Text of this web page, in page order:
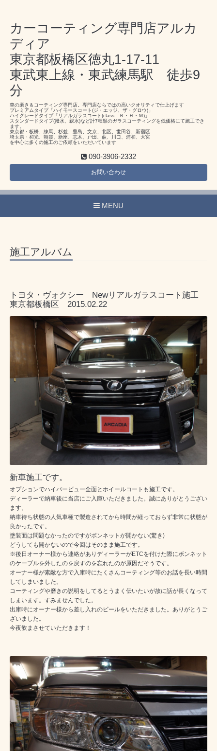
カーコーティング専門店アルカ
ディア
東京都板橋区徳丸1-17-11
東武東上線・東武練馬駅 徒歩9
分
車の磨き＆コーティング専門店。専門店ならではの高いクオリティで仕上げます
プレミアムタイプ「ハイモースコート(ジ・エッジ、ザ・グロウ)」
ハイグレードタイプ「リアルガラスコート(class Ｒ・Ｈ・Ｍ)」
スタンダードタイプ(撥水、親水)など計7種類のガラスコーティングを低価格にて施工でき
ます。
東京都・板橋、練馬、杉並、豊島、文京、北区、世田谷、新宿区
埼玉県・和光、朝霞、新座、志木、戸田、蕨、川口、浦和、大宮
を中心に多くの施工のご依頼をいただいています
090-3906-2332
お問い合わせ
MENU
施工アルバム
トヨタ・ヴォクシー Newリアルガラスコート施工
東京都板橋区 2015.02.22
新車施工です。
オプションでハイパービュー全面とホイールコートも施工です。
ディーラーで納車後に当店にご入庫いただきました。誠にありがとうござい
ます。
納車待ち状態の人気車種で製造されてから時間が経っておらず非常に状態が
良かったです。
塗装面は問題なかったのですがボンネットが開かない(驚き)
どうしても開かないので今回はそのまま施工です。
※後日オーナー様から連絡がありディーラーがETCを付けた際にボンネット
のケーブルを外したのを戻すのを忘れたのが原因だそうです。
オーナー様が素敵な方で入庫時にたくさんコーティング等のお話を長い時間
してしまいました。
コーティングや磨きの説明をしてるとうまく伝いたいが故に話が長くなって
しまいます。すみませんでした。
出庫時にオーナー様から差し入れのビールをいただきました。ありがとうご
ざいました。
今夜飲まさせていただきます！